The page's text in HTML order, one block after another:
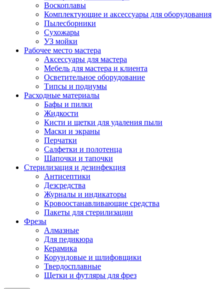
Воскоплавы
Комплектующие и аксессуары для оборудования
Пылесборники
Сухожары
УЗ мойки
Рабочее место мастера
Аксессуары для мастера
Мебель для мастера и клиента
Осветительное оборудование
Типсы и подиумы
Расходные материалы
Бафы и пилки
Жидкости
Кисти и щетки для удаления пыли
Маски и экраны
Перчатки
Салфетки и полотенца
Шапочки и тапочки
Стерилизация и дезинфекция
Антисептики
Дезсредства
Журналы и индикаторы
Кровоостанавливающие средства
Пакеты для стерилизации
Фрезы
Алмазные
Для педикюра
Керамика
Корундовые и шлифовщики
Твердосплавные
Щетки и футляры для фрез